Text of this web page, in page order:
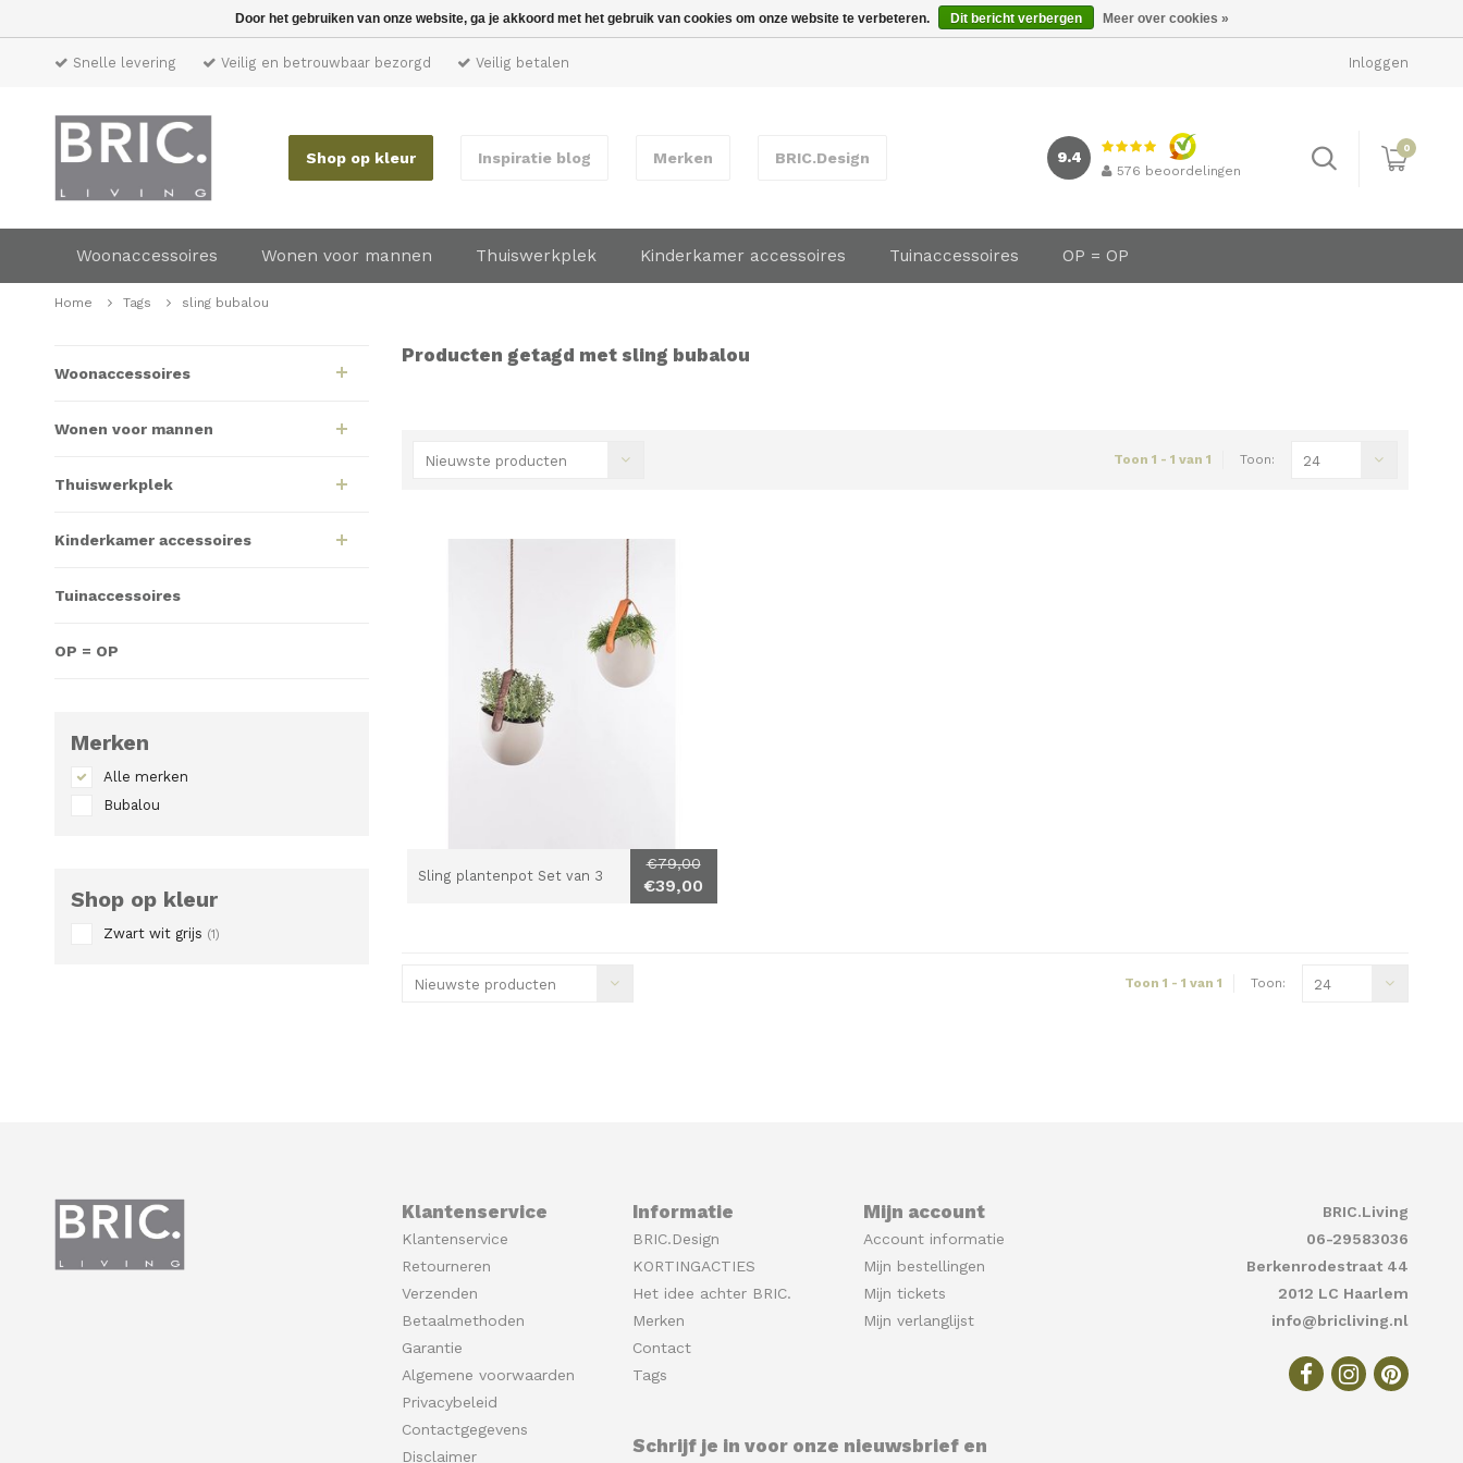
Snelle levering Veilig en betrouwbaar bezorgd Veilig betalen Inloggen
Shop op kleur Inspiratie blog Merken BRIC.Design 9.4
576 beoordelingen
0
Woonaccessoires Wonen voor mannen Thuiswerkplek Kinderkamer accessoires Tuinaccessoires OP = OP
Home Tags sling bubalou
Woonaccessoires
Wonen voor mannen
Thuiswerkplek
Kinderkamer accessoires
Tuinaccessoires
OP = OP
Merken
Alle merken
Bubalou
Shop op kleur
Zwart wit grijs (1)
Producten getagd met sling bubalou
Nieuwste producten Toon 1 - 1 van 1 Toon: 24
Sling plantenpot Set van 3
€79,00
€39,00
Nieuwste producten Toon 1 - 1 van 1 Toon: 24
Klantenservice
Klantenservice
Retourneren
Verzenden
Betaalmethoden
Garantie
Algemene voorwaarden
Privacybeleid
Contactgegevens
Disclaimer
Informatie
BRIC.Design
KORTINGACTIES
Het idee achter BRIC.
Merken
Contact
Tags
Mijn account
Account informatie
Mijn bestellingen
Mijn tickets
Mijn verlanglijst
Schrijf je in voor onze nieuwsbrief en
BRIC.Living
06-29583036
Berkenrodestraat 44
2012 LC Haarlem
info@bricliving.nl
Door het gebruiken van onze website, ga je akkoord met het gebruik van cookies om onze website te verbeteren. Dit bericht verbergen Meer over cookies »